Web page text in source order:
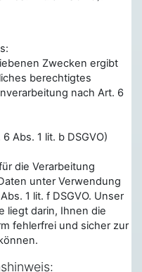
Zwecken ergibt
berechtigtes
nach Art. 6
Abs. 1 lit. b DSGVO)
die Verarbeitung
unter Verwendung
1 lit. f DSGVO. Unser
liegt darin, Ihnen die
fehlerfrei und sicher zur